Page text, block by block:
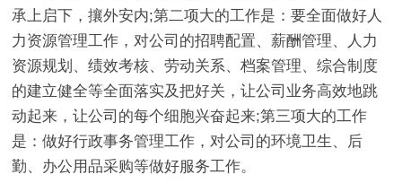
承上启下，攘外安内;第二项大的工作是：要全面做好人
力资源管理工作，对公司的招聘配置、薪酬管理、人力
资源规划、绩效考核、劳动关系、档案管理、综合制度
的建立健全等全面落实及把好关，让公司业务高效地跳
动起来，让公司的每个细胞兴奋起来;第三项大的工作
是：做好行政事务管理工作，对公司的环境卫生、后
勤、办公用品采购等做好服务工作。